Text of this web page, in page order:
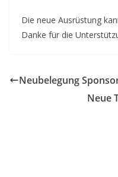
Die neue Ausrüstung
Danke für die
Neubelegung
Neue